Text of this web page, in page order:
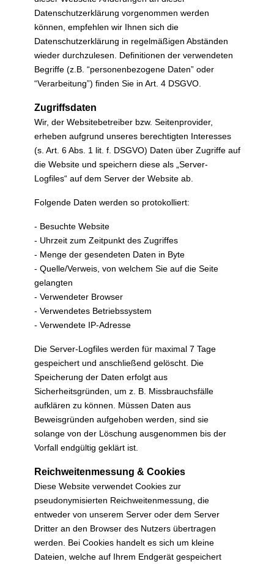
Datenschutzerklärung vorgenommen werden
können, empfehlen wir Ihnen sich die
Datenschutzerklärung in regelmäßigen Abständen
wieder durchzulesen. Definitionen der verwendeten
Begriffe (z.B. “personenbezogene Daten” oder
“Verarbeitung”) finden Sie in Art. 4 DSGVO.
Zugriffsdaten
Wir, der Websitebetreiber bzw. Seitenprovider,
erheben aufgrund unseres berechtigten Interesses
(s. Art. 6 Abs. 1 lit. f. DSGVO) Daten über Zugriffe auf
die Website und speichern diese als „Server-
Logfiles“ auf dem Server der Website ab.
Folgende Daten werden so protokolliert:
- Besuchte Website
- Uhrzeit zum Zeitpunkt des Zugriffes
- Menge der gesendeten Daten in Byte
- Quelle/Verweis, von welchem Sie auf die Seite
gelangten
- Verwendeter Browser
- Verwendetes Betriebssystem
- Verwendete IP-Adresse
Die Server-Logfiles werden für maximal 7 Tage
gespeichert und anschließend gelöscht. Die
Speicherung der Daten erfolgt aus
Sicherheitsgründen, um z. B. Missbrauchsfälle
aufklären zu können. Müssen Daten aus
Beweisgründen aufgehoben werden, sind sie
solange von der Löschung ausgenommen bis der
Vorfall endgültig geklärt ist.
Reichweitenmessung & Cookies
Diese Website verwendet Cookies zur
pseudonymisierten Reichweitenmessung, die
entweder von unserem Server oder dem Server
Dritter an den Browser des Nutzers übertragen
werden. Bei Cookies handelt es sich um kleine
Dateien, welche auf Ihrem Endgerät gespeichert